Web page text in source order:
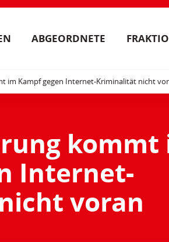
ABGEORDNETE
im Kampf gegen Internet-Kriminalität nicht
kommt
Internet-
voran